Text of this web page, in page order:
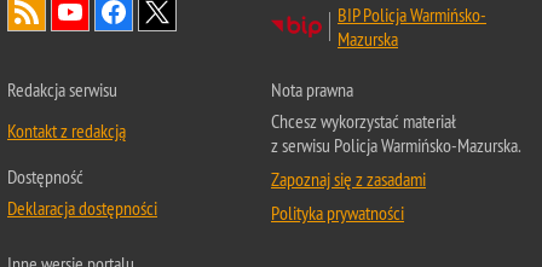
BIP Policja Warmińsko-
Mazurska
Redakcja serwisu
Kontakt z redakcją
Dostępność
Deklaracja dostępności
Nota prawna
Chcesz wykorzystać materiał
z serwisu Policja Warmińsko-Mazurska.
Zapoznaj się z zasadami
Polityka prywatności